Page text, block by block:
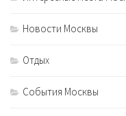
Новости Москвы
Отдых
События Москвы